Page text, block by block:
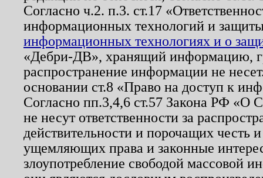
Согласно ч.2. п.3. ст.17
информационных технологий и
информационных технологиях и о
«Дебри-ДВ», хранящий информацию,
распространение информации не
основании ст.8 «Право на доступ к
Согласно пп.3,4,6 ст.57 Закона РФ «О
не несут ответственности за
действительности и порочащих честь
ущемляющих права и законные
злоупотребление свободой массовой